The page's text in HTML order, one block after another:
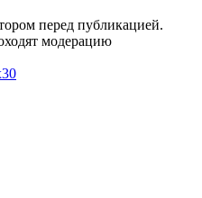
перед публикацией.
модерацию